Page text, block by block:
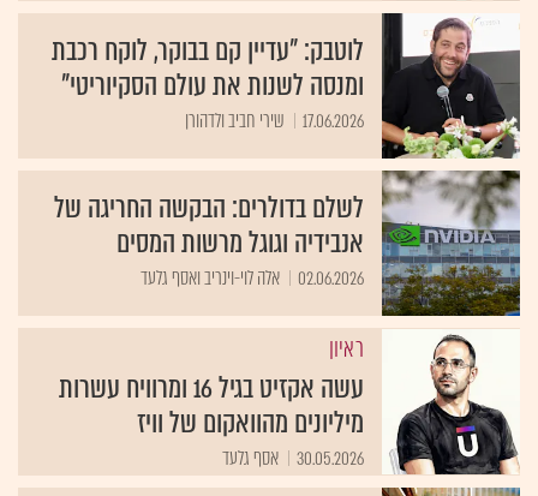
לוטבק: "עדיין קם בבוקר, לוקח רכבת
ומנסה לשנות את עולם הסקיוריטי"
17.06.2026 שירי חביב ולדהורן
לשלם בדולרים: הבקשה החריגה של
אנבידיה וגוגל מרשות המסים
02.06.2026 אלה לוי-וינריב ואסף גלעד
ראיון
עשה אקזיט בגיל 16 ומרוויח עשרות
מיליונים מהוואקום של וויז
30.05.2026 אסף גלעד